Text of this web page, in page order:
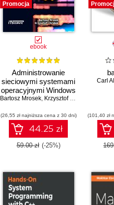
Promocja
ebook
Administrowanie
sieciowymi systemami
operacyjnymi Windows
Serwer i Linux Serwer
Bartosz Mrosek, Krzysztof Chrobok
(26,55 zł najniższa cena z 30 dni)
44.25 zł
59.00 zł (-25%)
Carl
(101,40 zł